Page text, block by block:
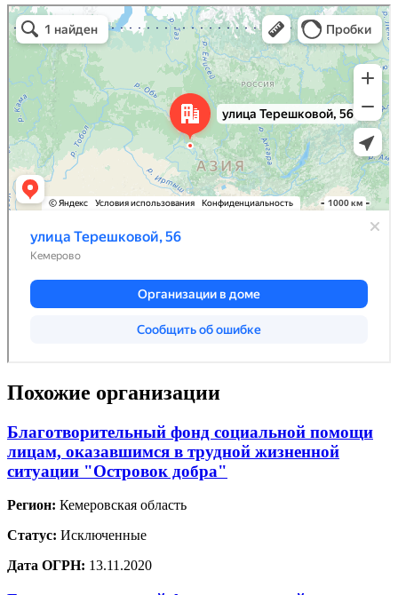
Похожие организации
Благотворительный фонд социальной помощи
лицам, оказавшимся в трудной жизненной
ситуации "Островок добра"
Регион: Кемеровская область
Статус: Исключенные
Дата ОГРН: 13.11.2020